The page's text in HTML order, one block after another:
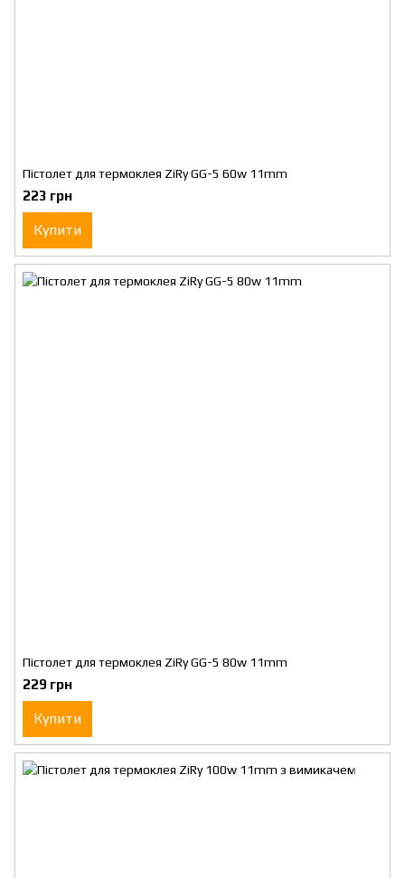
Пістолет для термоклея ZiRy GG-5 60w 11mm
223 грн
Купити
Пістолет для термоклея ZiRy GG-5 80w 11mm
229 грн
Купити